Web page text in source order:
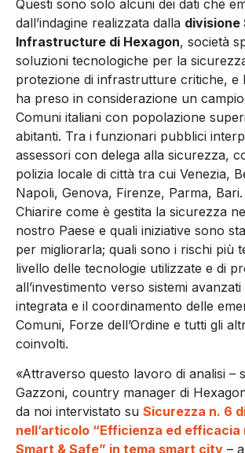
Questi sono solo alcuni dei dati che
dall’indagine realizzata dalla divisione
Infrastructure di Hexagon, società
soluzioni tecnologiche per la
protezione di infrastrutture critiche, e
ha preso in considerazione un
Comuni italiani con popolazione
abitanti. Tra i funzionari pubblici
assessori con delega alla sicurezza,
polizia locale di città tra cui Venezia,
Napoli, Genova, Firenze, Parma, Bari.
Chiarire come è gestita la sicurezza
nostro Paese e quali iniziative sono
per migliorarla; quali sono i rischi più
livello delle tecnologie utilizzate e di
all’investimento verso sistemi
integrata e il coordinamento delle
Comuni, Forze dell’Ordine e tutti gli
coinvolti.
«Attraverso questo lavoro di analisi –
Gazzoni, country manager di
da noi intervistato su Sicurezza n. 6
nell’articolo “Efficienza ed efficacia
Smart & Safe” in tema smart city –